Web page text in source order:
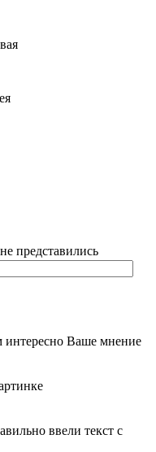
представились
интересно Ваше мнение
ввели текст с